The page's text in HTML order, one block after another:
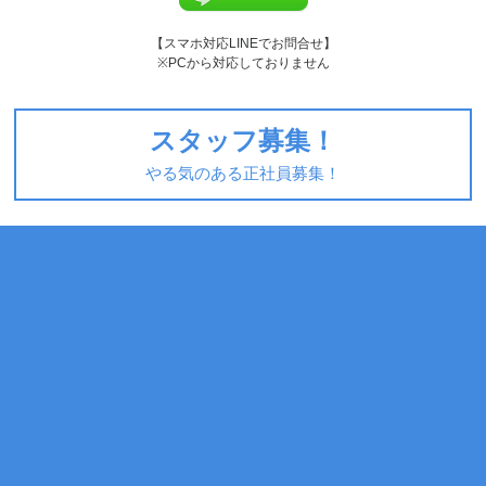
【スマホ対応LINEでお問合せ】
※PCから対応しておりません
スタッフ募集！
やる気のある正社員募集！